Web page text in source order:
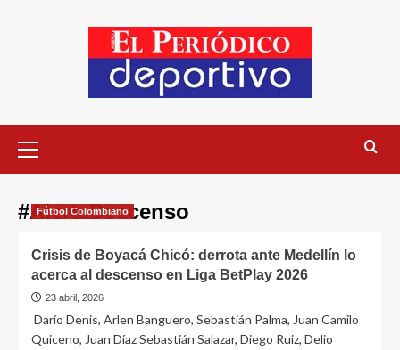
#AlertaDescenso
Fútbol Colombiano
Crisis de Boyacá Chicó: derrota ante Medellín lo
acerca al descenso en Liga BetPlay 2026
23 abril, 2026
Darío Denis, Arlen Banguero, Sebastián Palma, Juan Camilo
Quiceno, Juan Díaz Sebastián Salazar, Diego Ruiz, Delio